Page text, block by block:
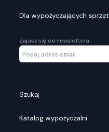
Dla wypożyczających sprzęt
Zapisz się do newslettera
Szukaj
Katalog wypożyczalni